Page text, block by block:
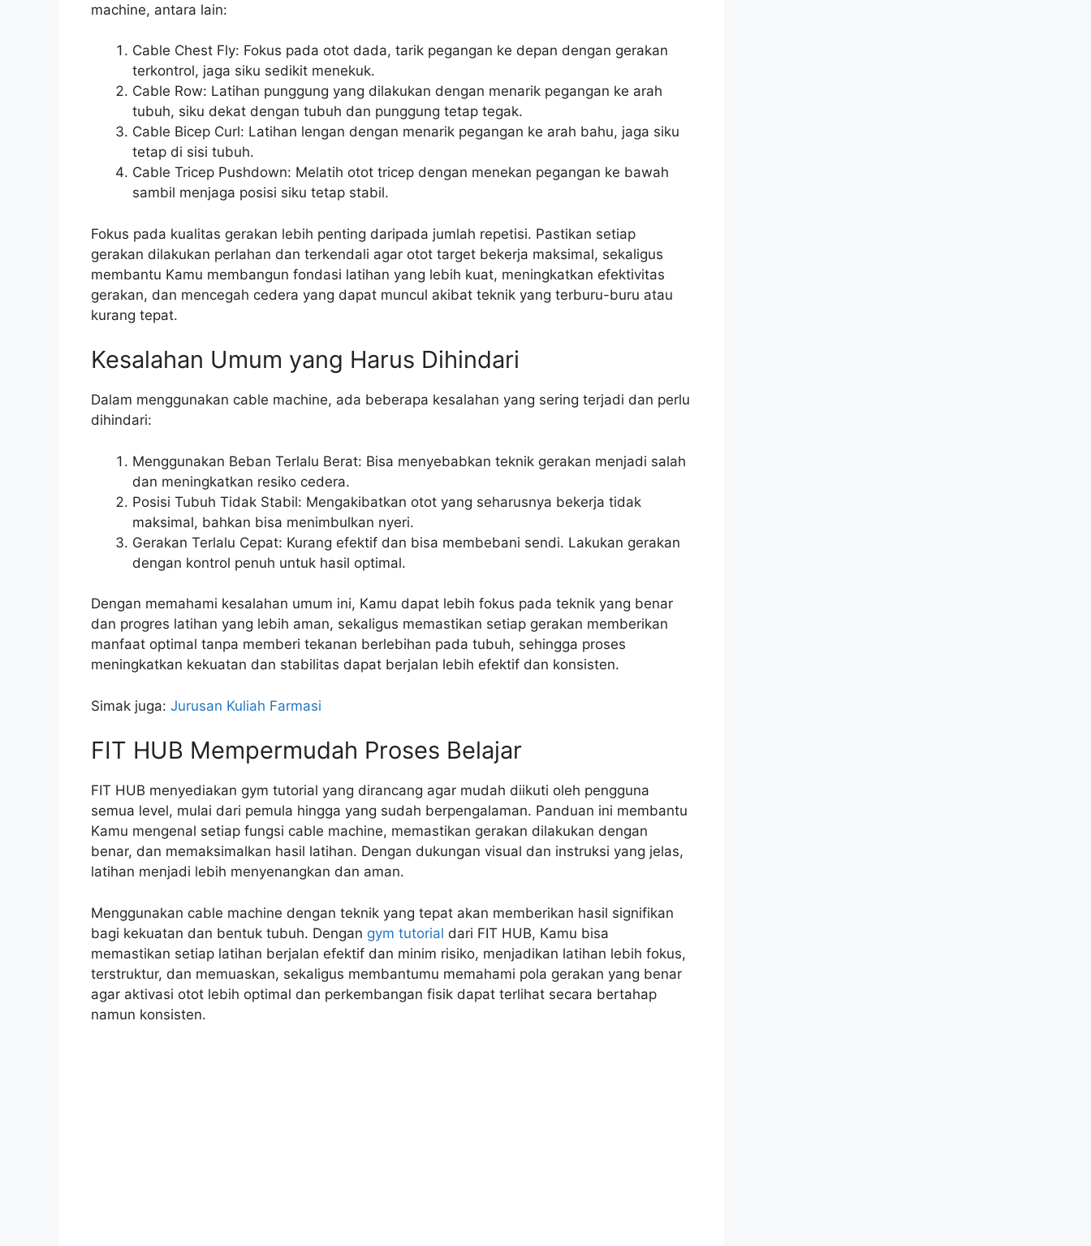
machine, antara lain:
Cable Chest Fly: Fokus pada otot dada, tarik pegangan ke depan dengan gerakan
terkontrol, jaga siku sedikit menekuk.
Cable Row: Latihan punggung yang dilakukan dengan menarik pegangan ke arah
tubuh, siku dekat dengan tubuh dan punggung tetap tegak.
Cable Bicep Curl: Latihan lengan dengan menarik pegangan ke arah bahu, jaga siku
tetap di sisi tubuh.
Cable Tricep Pushdown: Melatih otot tricep dengan menekan pegangan ke bawah
sambil menjaga posisi siku tetap stabil.
Fokus pada kualitas gerakan lebih penting daripada jumlah repetisi. Pastikan setiap
gerakan dilakukan perlahan dan terkendali agar otot target bekerja maksimal, sekaligus
membantu Kamu membangun fondasi latihan yang lebih kuat, meningkatkan efektivitas
gerakan, dan mencegah cedera yang dapat muncul akibat teknik yang terburu-buru atau
kurang tepat.
Kesalahan Umum yang Harus Dihindari
Dalam menggunakan cable machine, ada beberapa kesalahan yang sering terjadi dan perlu
dihindari:
Menggunakan Beban Terlalu Berat: Bisa menyebabkan teknik gerakan menjadi salah
dan meningkatkan resiko cedera.
Posisi Tubuh Tidak Stabil: Mengakibatkan otot yang seharusnya bekerja tidak
maksimal, bahkan bisa menimbulkan nyeri.
Gerakan Terlalu Cepat: Kurang efektif dan bisa membebani sendi. Lakukan gerakan
dengan kontrol penuh untuk hasil optimal.
Dengan memahami kesalahan umum ini, Kamu dapat lebih fokus pada teknik yang benar
dan progres latihan yang lebih aman, sekaligus memastikan setiap gerakan memberikan
manfaat optimal tanpa memberi tekanan berlebihan pada tubuh, sehingga proses
meningkatkan kekuatan dan stabilitas dapat berjalan lebih efektif dan konsisten.
Simak juga: Jurusan Kuliah Farmasi
FIT HUB Mempermudah Proses Belajar
FIT HUB menyediakan gym tutorial yang dirancang agar mudah diikuti oleh pengguna
semua level, mulai dari pemula hingga yang sudah berpengalaman. Panduan ini membantu
Kamu mengenal setiap fungsi cable machine, memastikan gerakan dilakukan dengan
benar, dan memaksimalkan hasil latihan. Dengan dukungan visual dan instruksi yang jelas,
latihan menjadi lebih menyenangkan dan aman.
Menggunakan cable machine dengan teknik yang tepat akan memberikan hasil signifikan
bagi kekuatan dan bentuk tubuh. Dengan gym tutorial dari FIT HUB, Kamu bisa
memastikan setiap latihan berjalan efektif dan minim risiko, menjadikan latihan lebih fokus,
terstruktur, dan memuaskan, sekaligus membantumu memahami pola gerakan yang benar
agar aktivasi otot lebih optimal dan perkembangan fisik dapat terlihat secara bertahap
namun konsisten.